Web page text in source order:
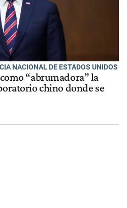
NACIONAL DE ESTADOS UNIDOS
“abrumadora” la
chino donde se